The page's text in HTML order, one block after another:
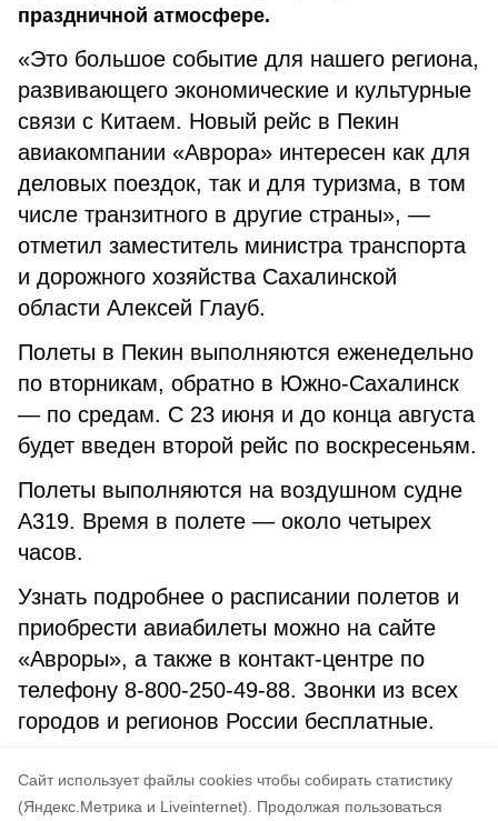
Cайт использует файлы cookies чтобы собирать статистику
(Яндекс.Метрика и Liveinternet).
Продолжая пользоваться
праздничной атмосфере.
«Это большое событие для нашего региона,
развивающего экономические и культурные
связи с Китаем. Новый рейс в Пекин
авиакомпании «Аврора» интересен как для
деловых поездок, так и для туризма, в том
числе транзитного в другие страны», —
отметил заместитель министра транспорта
и дорожного хозяйства Сахалинской
области Алексей Глауб.
Полеты в Пекин выполняются еженедельно
по вторникам, обратно в Южно-Сахалинск
— по средам. С 23 июня и до конца августа
будет введен второй рейс по воскресеньям.
Полеты выполняются на воздушном судне
А319. Время в полете — около четырех
часов.
Узнать подробнее о расписании полетов и
приобрести авиабилеты можно на сайте
«Авроры», а также в контакт-центре по
телефону 8-800-250-49-88. Звонки из всех
городов и регионов России бесплатные.
правительства Сахалинской области